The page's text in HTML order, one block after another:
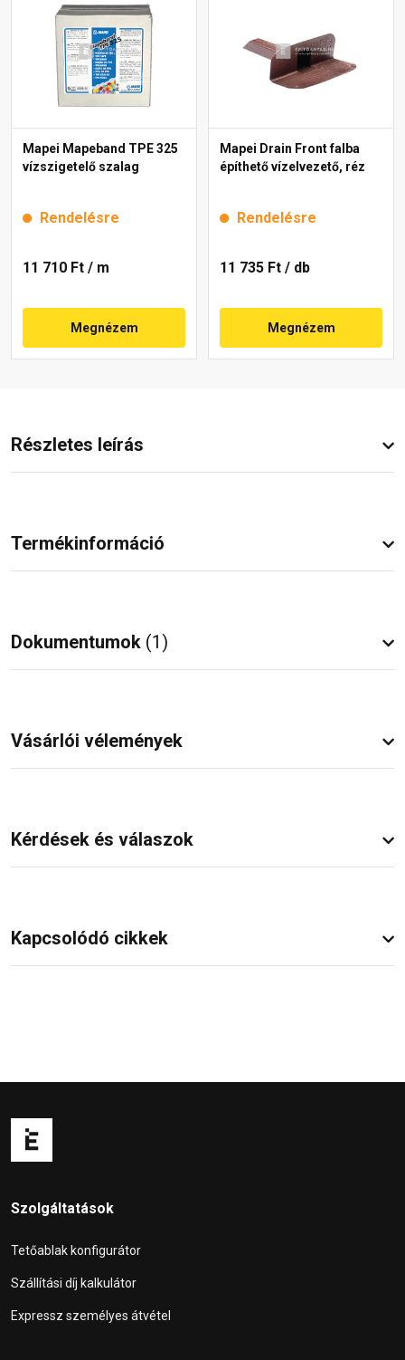
Mapei Mapeband TPE 325
vízszigetelő szalag
Rendelésre
11 710 Ft / m
Megnézem
Mapei Drain Front falba
építhető vízelvezető, réz
Rendelésre
11 735 Ft / db
Megnézem
Részletes leírás
Termékinformáció
Dokumentumok (1)
Vásárlói vélemények
Kérdések és válaszok
Kapcsolódó cikkek
Szolgáltatások
Tetőablak konfigurátor
Szállítási díj kalkulátor
Expressz személyes átvétel